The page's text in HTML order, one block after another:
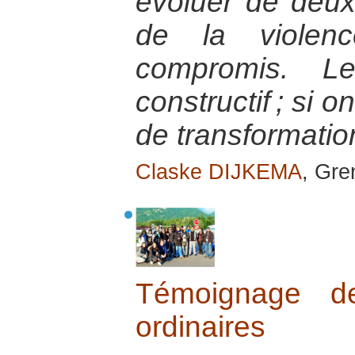
de la
compromis.
constructif ; si
de
Claske DIJKEMA,
Témoignage
ordinaires